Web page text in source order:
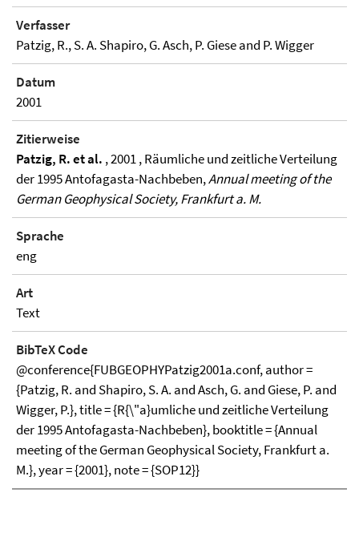
Verfasser
Patzig, R., S. A. Shapiro, G. Asch, P. Giese and P. Wigger
Datum
2001
Zitierweise
Patzig, R. et al. , 2001 , Räumliche und zeitliche Verteilung
der 1995 Antofagasta-Nachbeben,Annual meeting of the
German Geophysical Society, Frankfurt a. M.
Sprache
eng
Art
Text
BibTeX Code
@conference{FUBGEOPHYPatzig2001a.conf, author =
{Patzig, R. and Shapiro, S. A. and Asch, G. and Giese, P. and
Wigger, P.}, title = {R{\"a}umliche und zeitliche Verteilung
der 1995 Antofagasta-Nachbeben}, booktitle = {Annual
meeting of the German Geophysical Society, Frankfurt a.
M.}, year = {2001}, note = {SOP12}}